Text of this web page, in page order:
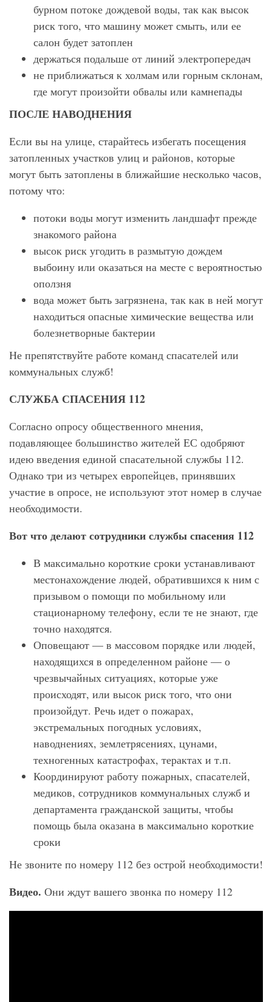
бурном потоке дождевой воды, так как высок
риск того, что машину может смыть, или ее
салон будет затоплен
держаться подальше от линий электропередач
не приближаться к холмам или горным склонам,
где могут произойти обвалы или камнепады
ПОСЛЕ НАВОДНЕНИЯ
Если вы на улице, старайтесь избегать посещения
затопленных участков улиц и районов, которые
могут быть затоплены в ближайшие несколько часов,
потому что:
потоки воды могут изменить ландшафт прежде
знакомого района
высок риск угодить в размытую дождем
выбоину или оказаться на месте с вероятностью
оползня
вода может быть загрязнена, так как в ней могут
находиться опасные химические вещества или
болезнетворные бактерии
Не препятствуйте работе команд спасателей или
коммунальных служб!
СЛУЖБА СПАСЕНИЯ 112
Согласно опросу общественного мнения,
подавляющее большинство жителей ЕС одобряют
идею введения единой спасательной службы 112.
Однако три из четырех европейцев, принявших
участие в опросе, не используют этот номер в случае
необходимости.
Вот что делают сотрудники службы спасения 112
В максимально короткие сроки устанавливают
местонахождение людей, обратившихся к ним с
призывом о помощи по мобильному или
стационарному телефону, если те не знают, где
точно находятся.
Оповещают — в массовом порядке или людей,
находящихся в определенном районе — о
чрезвычайных ситуациях, которые уже
происходят, или высок риск того, что они
произойдут. Речь идет о пожарах,
экстремальных погодных условиях,
наводнениях, землетрясениях, цунами,
техногенных катастрофах, терактах и т.п.
Координируют работу пожарных, спасателей,
медиков, сотрудников коммунальных служб и
департамента гражданской защиты, чтобы
помощь была оказана в максимально короткие
сроки
Не звоните по номеру 112 без острой необходимости!
Видео. Они ждут вашего звонка по номеру 112